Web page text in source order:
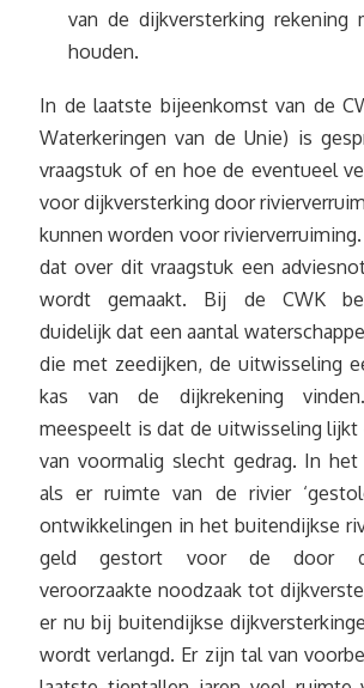
van de dijkversterking rekening
houden.
In de laatste bijeenkomst van de
Waterkeringen van de Unie) is
vraagstuk of en hoe de eventueel
voor dijkversterking door
kunnen worden voor
dat over dit vraagstuk een
wordt gemaakt. Bij de CWK
duidelijk dat een aantal
die met zeedijken, de uitwisseling
kas van de dijkrekening
meespeelt is dat de uitwisseling
van voormalig slecht gedrag. In het
als er ruimte van de rivier
ontwikkelingen in het buitendijkse
geld gestort voor de door
veroorzaakte noodzaak tot
er nu bij buitendijkse
wordt verlangd. Er zijn tal van